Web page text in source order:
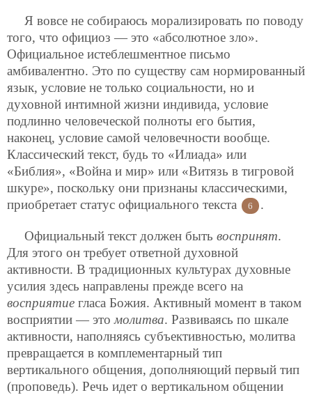
Я вовсе не собираюсь морализировать по поводу
того, что официоз — это «абсолютное зло».
Официальное истеблешментное письмо
амбивалентно. Это по существу сам нормированный
язык, условие не только социальности, но и
духовной интимной жизни индивида, условие
подлинно человеческой полноты его бытия,
наконец, условие самой человечности вообще.
Классический текст, будь то «Илиада» или
«Библия», «Война и мир» или «Витязь в тигровой
шкуре», поскольку они признаны классическими,
приобретает статус официального текста
6 .
Официальный текст должен быть воспринят.
Для этого он требует ответной духовной
активности. В традиционных культурах духовные
усилия здесь направлены прежде всего на
восприятие гласа Божия. Активный момент в таком
восприятии — этомолитва. Развиваясь по шкале
активности, наполняясь субъективностью, молитва
превращается в комплементарный тип
вертикального общения, дополняющий первый тип
(проповедь). Речь идет о вертикальном общении